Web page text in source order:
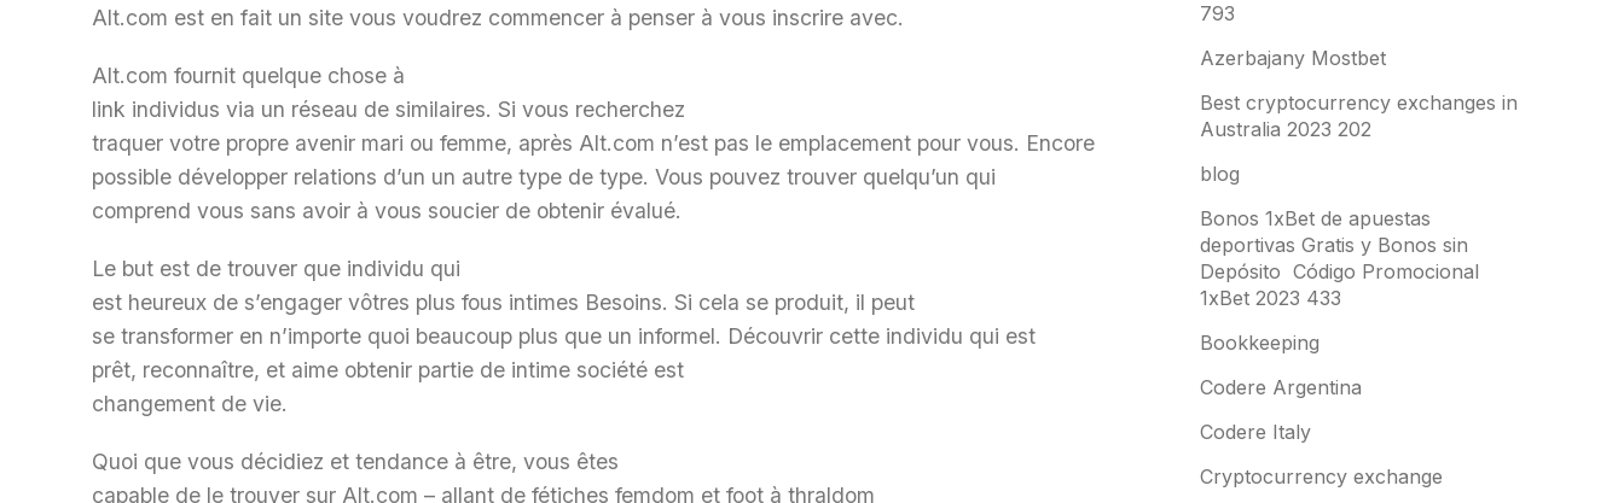
Alt.com est en fait un site vous voudrez commencer à penser à vous inscrire avec.
Alt.com fournit quelque chose à
link individus via un réseau de similaires. Si vous recherchez
traquer votre propre avenir mari ou femme, après Alt.com n’est pas le emplacement pour vous. Encore
possible développer relations d’un un autre type de type. Vous pouvez trouver quelqu’un qui
comprend vous sans avoir à vous soucier de obtenir évalué.
Le but est de trouver que individu qui
est heureux de s’engager vôtres plus fous intimes Besoins. Si cela se produit, il peut
se transformer en n’importe quoi beaucoup plus que un informel. Découvrir cette individu qui est
prêt, reconnaître, et aime obtenir partie de intime société est
changement de vie.
Quoi que vous décidiez et tendance à être, vous êtes
capable de le trouver sur Alt.com – allant de fétiches femdom et foot à thraldom
793
Azerbajany Mostbet
Best cryptocurrency exchanges in
Australia 2023 202
blog
Bonos 1xBet de apuestas
deportivas Gratis y Bonos sin
Depósito ️ Código Promocional
1xBet 2023 433
Bookkeeping
Codere Argentina
Codere Italy
Cryptocurrency exchange